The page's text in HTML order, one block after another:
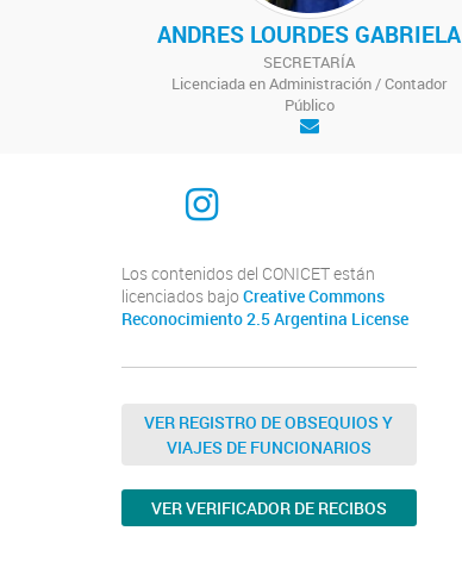
ANDRES LOURDES GABRIELA
SECRETARÍA
Licenciada en Administración / Contador
Público
Instagram
Los contenidos del CONICET están
licenciados bajo Creative Commons
Reconocimiento 2.5 Argentina License
VER REGISTRO DE OBSEQUIOS Y
VIAJES DE FUNCIONARIOS
VER VERIFICADOR DE RECIBOS